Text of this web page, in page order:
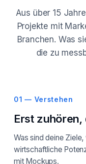
Aus über 15
Projekte mit
Branchen. Was
die zu
01 — Verstehen
Erst zuhören,
Was sind deine
wirtschaftliche
mit Mockups.